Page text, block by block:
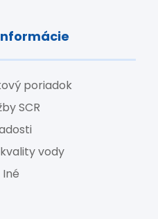
poriadok
SCR
vody
Iné